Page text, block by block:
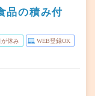
品の積み付
が休み WEB登録OK